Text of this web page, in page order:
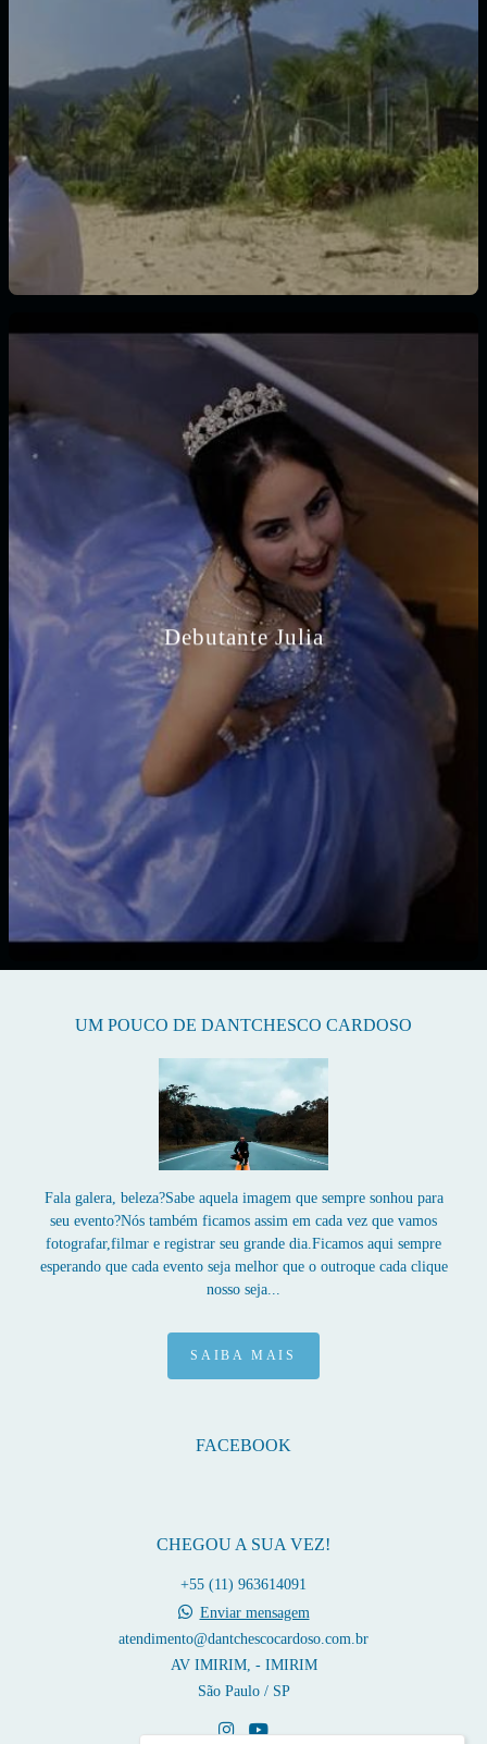
Debutante Julia
UM POUCO DE DANTCHESCO CARDOSO
Fala galera, beleza?Sabe aquela imagem que sempre sonhou para
seu evento?Nós também ficamos assim em cada vez que vamos
fotografar,filmar e registrar seu grande dia.Ficamos aqui sempre
esperando que cada evento seja melhor que o outroque cada clique
nosso seja...
SAIBA MAIS
FACEBOOK
CHEGOU A SUA VEZ!
+55 (11) 963614091
Enviar mensagem
atendimento@dantchescocardoso.com.br
AV IMIRIM, - IMIRIM
São Paulo / SP